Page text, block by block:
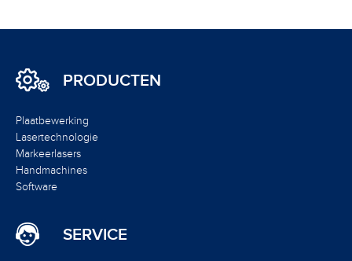
PRODUCTEN
Plaatbewerking
Lasertechnologie
Markeerlasers
Handmachines
Software
SERVICE